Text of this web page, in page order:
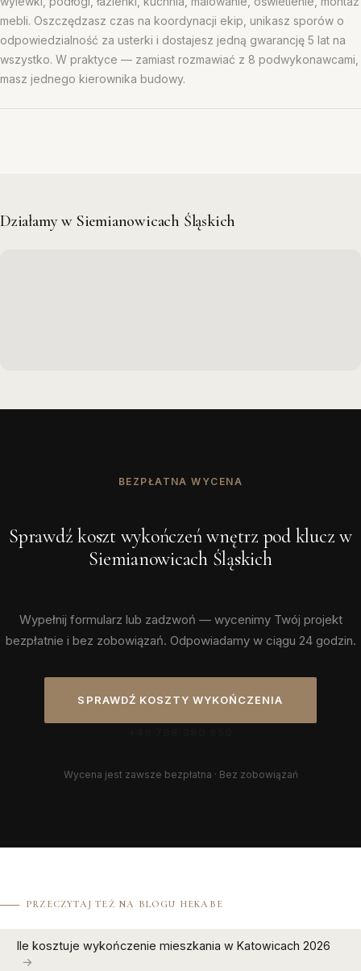
mebli. Oszczędzasz czas na koordynacji ekip, unikasz sporów o
odpowiedzialność za usterki i dostajesz jedną gwarancję 5 lat na
wszystko. W praktyce — zamiast rozmawiać z 8 podwykonawcami,
masz jednego kierownika budowy.
Działamy w Siemianowicach Śląskich
BEZPŁATNA WYCENA
Sprawdź koszt wykończeń wnętrz pod klucz w
Siemianowicach Śląskich
Wypełnij formularz lub zadzwoń — wycenimy Twój projekt
bezpłatnie i bez zobowiązań. Odpowiadamy w ciągu 24 godzin.
SPRAWDŹ KOSZTY WYKOŃCZENIA
Wycena jest zawsze bezpłatna · Bez zobowiązań
PRZECZYTAJ TEŻ NA BLOGU HEKABE
Ile kosztuje wykończenie mieszkania w Katowicach 2026